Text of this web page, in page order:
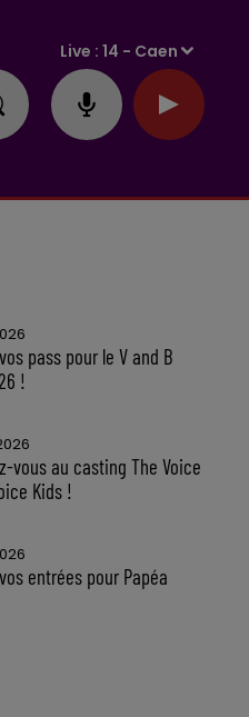
Live :14 - Caen
pass pour le V and B
!
vous au casting The Voice
Kids !
entrées pour Papéa